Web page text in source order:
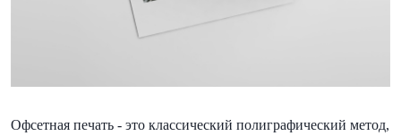
Офсетная печать - это классический полиграфический метод,